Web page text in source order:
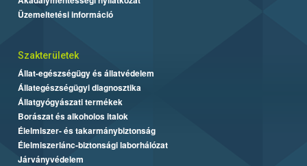
Üzemeltetési információ
Szakterületek
Állat-egészségügy és állatvédelem
Állategészségügyi diagnosztika
Állatgyógyászati termékek
Borászat és alkoholos italok
Élelmiszer- és takarmánybiztonság
Élelmiszerlánc-biztonsági laborhálózat
Járványvédelem